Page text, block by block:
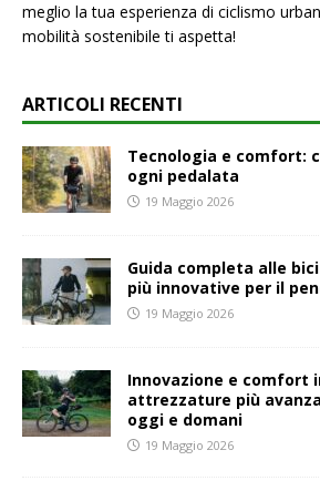
meglio la tua esperienza di ciclismo
mobilità sostenibile ti aspetta!
ARTICOLI RECENTI
Tecnologia e comfort:
ogni pedalata
19 Maggio 2026
Guida completa alle
più innovative per il
19 Maggio 2026
Innovazione e comfort
attrezzature più
oggi e domani
19 Maggio 2026